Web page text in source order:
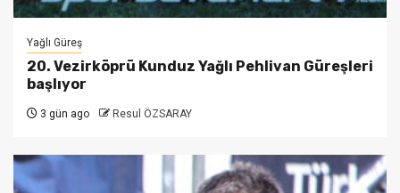
Yağlı Güreş
20. Vezirköprü Kunduz Yağlı Pehlivan Güreşleri
başlıyor
3 gün ago Resul ÖZSARAY